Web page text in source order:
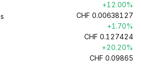
+12.00%
CHF 0.00638127
+1.70%
CHF 0.127424
+20.20%
CHF 0.09865